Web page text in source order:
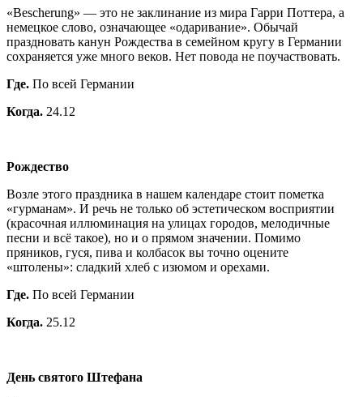
«Bescherung» — это не заклинание из мира Гарри Поттера, а
немецкое слово, означающее «одаривание». Обычай
праздновать канун Рождества в семейном кругу в Германии
сохраняется уже много веков. Нет повода не поучаствовать.
Где. По всей Германии
Когда. 24.12
Рождество
Возле этого праздника в нашем календаре стоит пометка
«гурманам». И речь не только об эстетическом восприятии
(красочная иллюминация на улицах городов, мелодичные
песни и всё такое), но и о прямом значении. Помимо
пряников, гуся, пива и колбасок вы точно оцените
«штолены»: сладкий хлеб с изюмом и орехами.
Где. По всей Германии
Когда. 25.12
День святого Штефана